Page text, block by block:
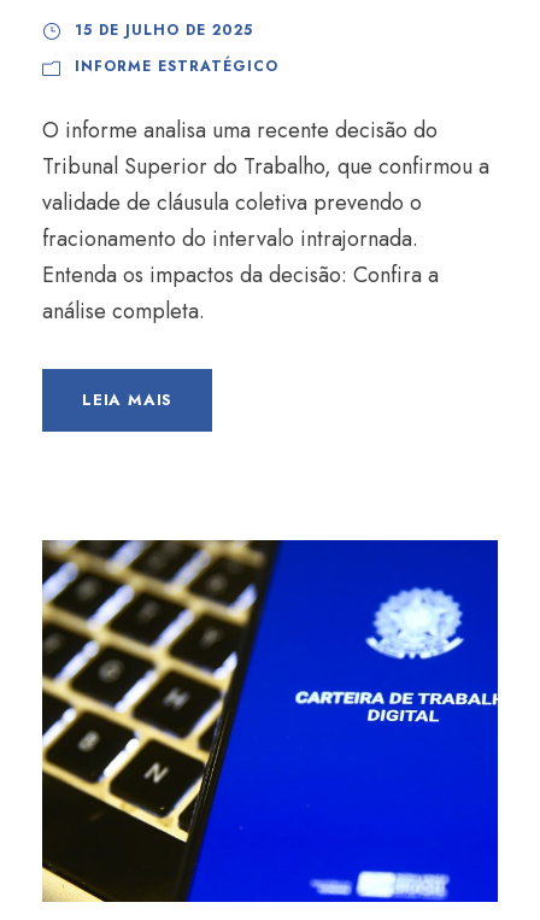
15 DE JULHO DE 2025
INFORME ESTRATÉGICO
O informe analisa uma recente decisão do
Tribunal Superior do Trabalho, que confirmou a
validade de cláusula coletiva prevendo o
fracionamento do intervalo intrajornada.
Entenda os impactos da decisão: Confira a
análise completa.
LEIA MAIS